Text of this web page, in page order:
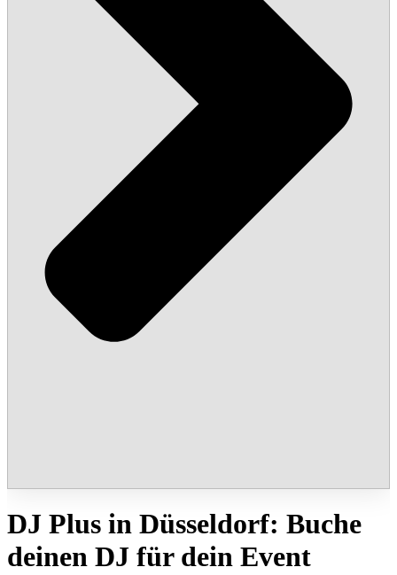
DJ Plus in Düsseldorf: Buche
deinen DJ für dein Event